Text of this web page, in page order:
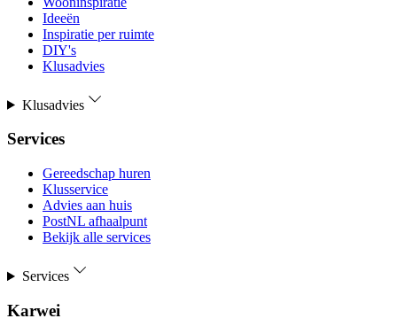
Ideeën
Inspiratie per ruimte
DIY's
Klusadvies
Klusadvies
Services
Gereedschap huren
Klusservice
Advies aan huis
PostNL afhaalpunt
Bekijk alle services
Services
Karwei